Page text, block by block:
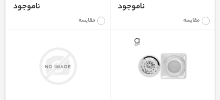
مقایسه
ناموجود
مقایسه
ناموجود